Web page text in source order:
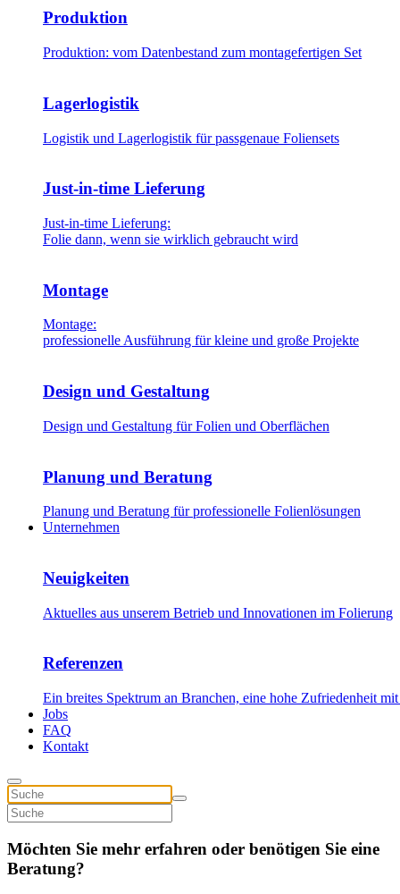
Produktion
Produktion: vom Datenbestand zum montagefertigen Set
Lagerlogistik
Logistik und Lagerlogistik für passgenaue Foliensets
Just-in-time Lieferung
Just-in-time Lieferung:
Folie dann, wenn sie wirklich gebraucht wird
Montage
Montage:
professionelle Ausführung für kleine und große Projekte
Design und Gestaltung
Design und Gestaltung für Folien und Oberflächen
Planung und Beratung
Planung und Beratung für professionelle Folienlösungen
Unternehmen
Neuigkeiten
Aktuelles aus unserem Betrieb und Innovationen im Folierung
Referenzen
Ein breites Spektrum an Branchen, eine hohe Zufriedenheit
Jobs
FAQ
Kontakt
Möchten Sie mehr erfahren oder benötigen Sie eine
Beratung?